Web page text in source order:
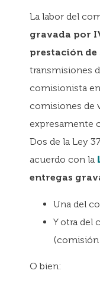
La labor del
gravada por
prestación de
transmisiones
comisionista
comisiones de
expresamente
Dos de la Ley
acuerdo con la
entregas
Una del
Y otra del
(comisión
O bien: